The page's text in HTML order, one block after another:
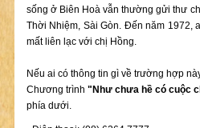
sống ở Biên Hoà vẫn thường gửi thư
Thời Nhiệm, Sài Gòn. Đến năm 1972,
mất liên lạc với chị Hồng.
Nếu ai có thông tin gì về trường hợp
Chương trình "Như chưa hề có cuộc
phía dưới.